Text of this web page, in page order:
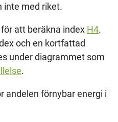
inte med riket.
att beräkna index H4.
och en kortfattad
under diagrammet som
.
andelen förnybar energi i